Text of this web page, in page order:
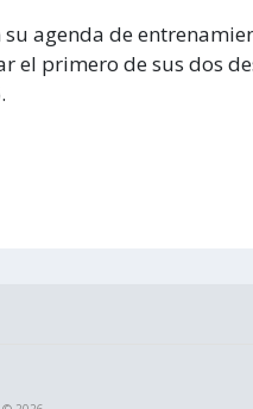
agenda de
el primero de sus dos